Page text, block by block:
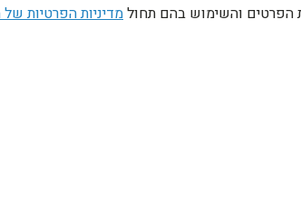
הפרטים והשימוש בהם תחולמדיניות הפרטיות